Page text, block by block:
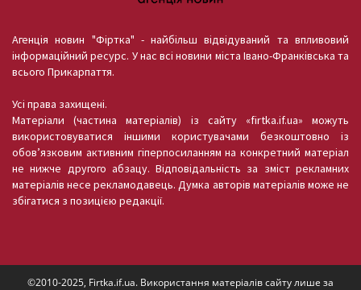
Агенція новин "Фіртка" - найбільш відвідуваний та впливовий
інформаційний ресурс. У нас всі новини міста Івано-Франківська та
всього Прикарпаття.
Усі права захищені.
Матеріали (частина матеріалів) із сайту «firtka.if.ua» можуть
використовуватися іншими користувачами безкоштовно із
обов’язковим активним гіперпосиланням на конкретний матеріал
не нижче другого абзацу. Відповідальність за зміст рекламних
матеріалів несе рекламодавець. Думка авторів матеріалів може не
збігатися з позицією редакції.
©2010-2025, Firtka.if.ua. Використання матеріалів сайту лише за